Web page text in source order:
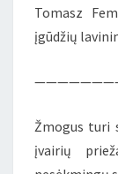
Tomasz
įgūdžių
Žmogus turi
įvairių